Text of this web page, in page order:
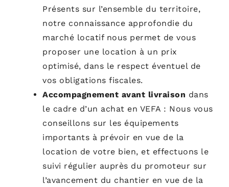
Présents sur l’ensemble du territoire,
notre connaissance approfondie du
marché locatif nous permet de vous
proposer une location à un prix
optimisé, dans le respect éventuel de
vos obligations fiscales.
Accompagnement avant livraison dans
le cadre d’un achat en VEFA : Nous vous
conseillons sur les équipements
importants à prévoir en vue de la
location de votre bien, et effectuons le
suivi régulier auprès du promoteur sur
l’avancement du chantier en vue de la